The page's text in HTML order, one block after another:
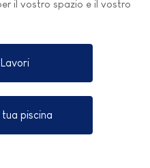
il vostro spazio e il vostro
Lavori
piscina